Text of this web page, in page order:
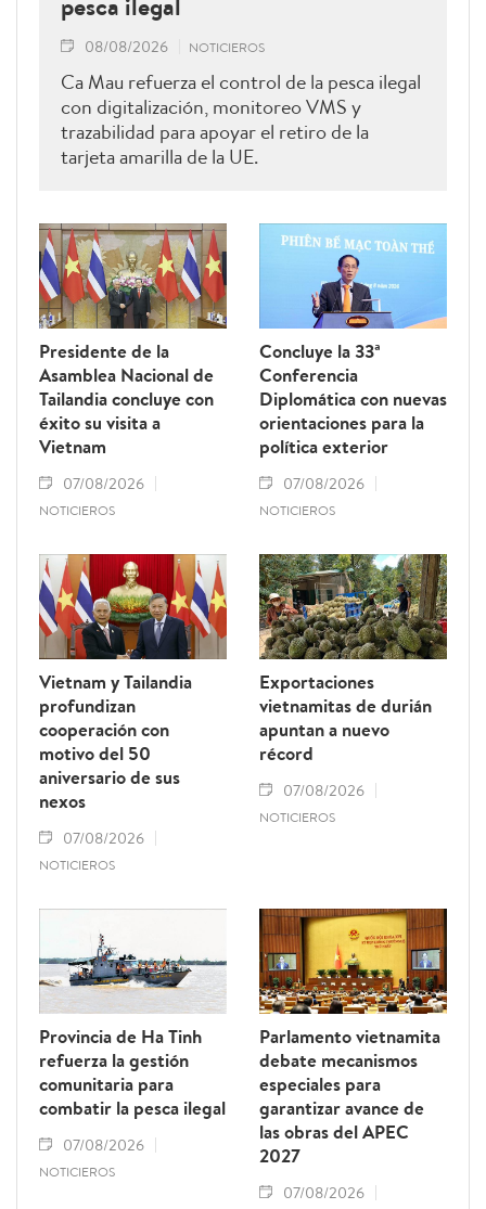
pesca ilegal
08/08/2026 NOTICIEROS
Ca Mau refuerza el control de la pesca ilegal
con digitalización, monitoreo VMS y
trazabilidad para apoyar el retiro de la
tarjeta amarilla de la UE.
Presidente de la
Asamblea Nacional de
Tailandia concluye con
éxito su visita a
Vietnam
07/08/2026
NOTICIEROS
Concluye la 33ª
Conferencia
Diplomática con nuevas
orientaciones para la
política exterior
07/08/2026
NOTICIEROS
Vietnam y Tailandia
profundizan
cooperación con
motivo del 50
aniversario de sus
nexos
07/08/2026
NOTICIEROS
Exportaciones
vietnamitas de durián
apuntan a nuevo
récord
07/08/2026
NOTICIEROS
Provincia de Ha Tinh
refuerza la gestión
comunitaria para
combatir la pesca ilegal
07/08/2026
NOTICIEROS
Parlamento vietnamita
debate mecanismos
especiales para
garantizar avance de
las obras del APEC
2027
07/08/2026